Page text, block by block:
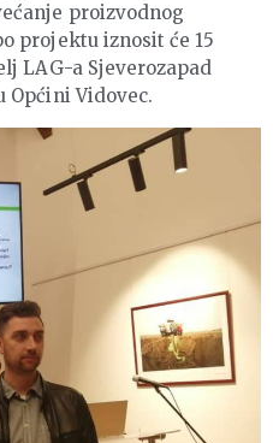
proizvodnog
projektu iznosit će 15
LAG-a Sjeverozapad
Općini Vidovec.